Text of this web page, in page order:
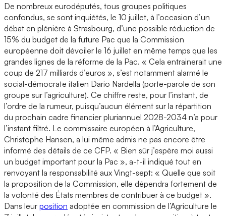
De nombreux eurodéputés, tous groupes politiques
confondus, se sont inquiétés, le 10 juillet, à l’occasion d’un
débat en plénière à Strasbourg, d’une possible réduction de
15% du budget de la future Pac que la Commission
européenne doit dévoiler le 16 juillet en même temps que les
grandes lignes de la réforme de la Pac. « Cela entrainerait une
coup de 217 milliards d’euros », s’est notamment alarmé le
social-démocrate italien Dario Nardella (porte-parole de son
groupe sur l’agriculture). Ce chiffre reste, pour l’instant, de
l’ordre de la rumeur, puisqu’aucun élément sur la répartition
du prochain cadre financier pluriannuel 2028-2034 n’a pour
l’instant filtré. Le commissaire européen à l’Agriculture,
Christophe Hansen, a lui même admis ne pas encore être
informé des détails de ce CFP. « Bien sûr j’espère moi aussi
un budget important pour la Pac », a-t-il indiqué tout en
renvoyant la responsabilité aux Vingt-sept: « Quelle que soit
la proposition de la Commission, elle dépendra fortement de
la volonté des États membres de contribuer à ce budget ».
Dans leur position adoptée en commission de l’Agriculture le